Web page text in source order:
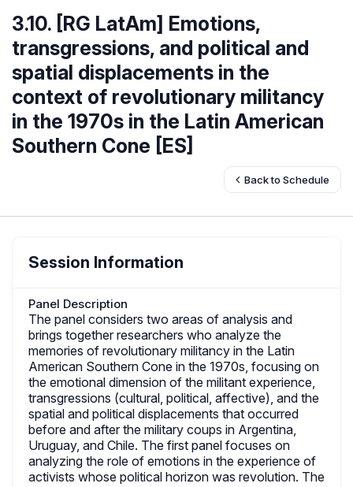
3.10. [RG LatAm] Emotions,
transgressions, and political and
spatial displacements in the
context of revolutionary militancy
in the 1970s in the Latin American
Southern Cone [ES]
Back to Schedule
Session Information
Panel Description
The panel considers two areas of analysis and
brings together researchers who analyze the
memories of revolutionary militancy in the Latin
American Southern Cone in the 1970s, focusing on
the emotional dimension of the militant experience,
transgressions (cultural, political, affective), and the
spatial and political displacements that occurred
before and after the military coups in Argentina,
Uruguay, and Chile. The first panel focuses on
analyzing the role of emotions in the experience of
activists whose political horizon was revolution. The